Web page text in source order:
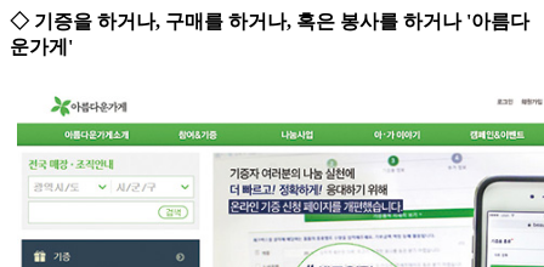
◇ 기증을 하거나, 구매를 하거나, 혹은 봉사를 하거나 '아름다
운가게'